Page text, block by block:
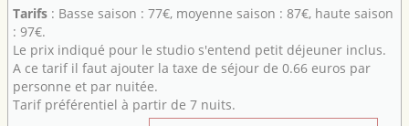
Tarifs : Basse saison : 77€, moyenne saison : 87€, haute saison
: 97€.
Le prix indiqué pour le studio s'entend petit déjeuner inclus.
A ce tarif il faut ajouter la taxe de séjour de 0.66 euros par
personne et par nuitée.
Tarif préférentiel à partir de 7 nuits.